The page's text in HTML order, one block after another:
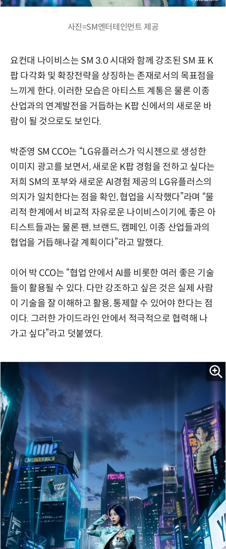
사진=SM엔터테인먼트 제공
요컨대 나이비스는 SM 3.0 시대와 함께 강조된 SM 표 K
팝 다각화 및 확장전략을 상징하는 존재로서의 목표점을
느끼게 한다. 이러한 모습은 아티스트 계통은 물론 이종
산업과의 연계발전을 거듭하는 K팝 신에서의 새로운 바
람이 될 것으로도 보인다.
박준영 SM CCO는 “LG유플러스가 익시젠으로 생성한
이미지 광고를 보면서, 새로운 K팝 경험을 전하고 싶다는
저희 SM의 포부와 새로운 AI경험 제공의 LG유플러스의
의지가 일치한다는 점을 확인, 협업을 시작했다”라며 “물
리적 한계에서 비교적 자유로운 나이비스이기에, 좋은 아
티스트들과는 물론 팬, 브랜드, 캠페인, 이종 산업들과의
협업을 거듭해나갈 계획이다”라고 말했다.
이어 박 CCO는 “협업 안에서 AI를 비롯한 여러 좋은 기술
들이 활용될 수 있다. 다만 강조하고 싶은 것은 실제 사람
이 기술을 잘 이해하고 활용, 통제할 수 있어야 한다는 점
이다. 그러한 가이드라인 안에서 적극적으로 협력해 나
가고 싶다”라고 덧붙였다.